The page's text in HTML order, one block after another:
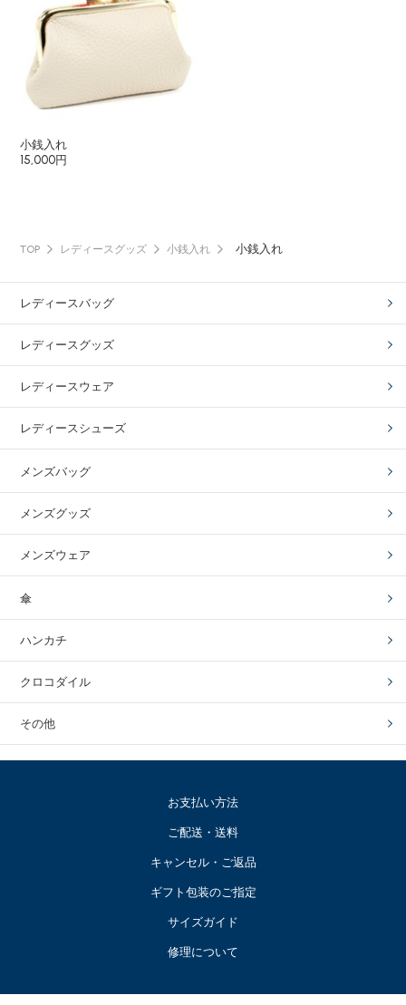
小銭入れ
15,000円
TOP レディースグッズ 小銭入れ 小銭入れ
レディースバッグ
レディースグッズ
レディースウェア
レディースシューズ
メンズバッグ
メンズグッズ
メンズウェア
傘
ハンカチ
クロコダイル
その他
お支払い方法
ご配送・送料
キャンセル・ご返品
ギフト包装のご指定
サイズガイド
修理について